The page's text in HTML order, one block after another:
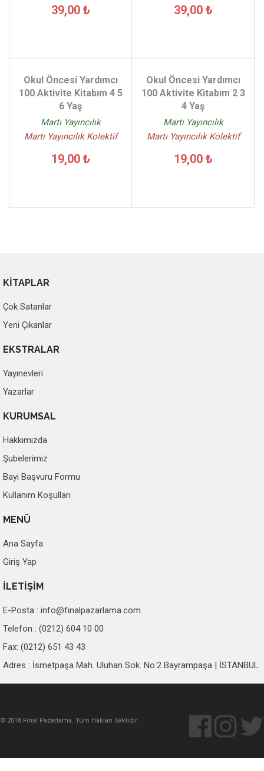
39,00 ₺ 39,00 ₺
Okul Öncesi Yardımcı
100 Aktivite Kitabım 4 5
6 Yaş
Martı Yayıncılık
Martı Yayıncılık Kolektif
19,00 ₺
Okul Öncesi Yardımcı
100 Aktivite Kitabım 2 3
4 Yaş
Martı Yayıncılık
Martı Yayıncılık Kolektif
19,00 ₺
KİTAPLAR
Çok Satanlar
Yeni Çıkanlar
EKSTRALAR
Yayınevleri
Yazarlar
KURUMSAL
Hakkımızda
Şubelerimiz
Bayi Başvuru Formu
Kullanım Koşulları
MENÜ
Ana Sayfa
Giriş Yap
İLETİŞİM
E-Posta : info@finalpazarlama.com
Telefon : (0212) 604 10 00
Fax: (0212) 651 43 43
Adres : İsmetpaşa Mah. Uluhan Sok. No:2 Bayrampaşa | İSTANBUL
© 2018 Final Pazarlama. Tüm Hakları Saklıdır.